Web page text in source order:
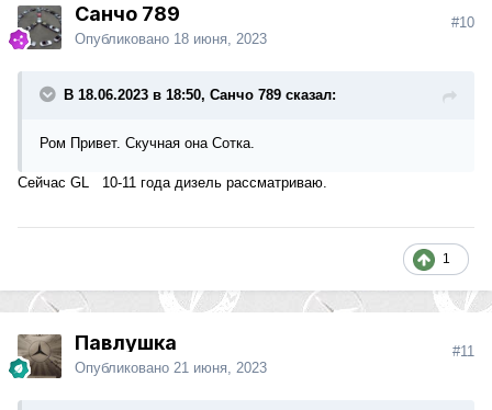
Санчо 789
Опубликовано 18 июня, 2023
#10
В 18.06.2023 в 18:50, Санчо 789 сказал:
Ром Привет. Скучная она Сотка.
Сейчас GL 10-11 года дизель рассматриваю.
1
Павлушка
Опубликовано 21 июня, 2023
#11